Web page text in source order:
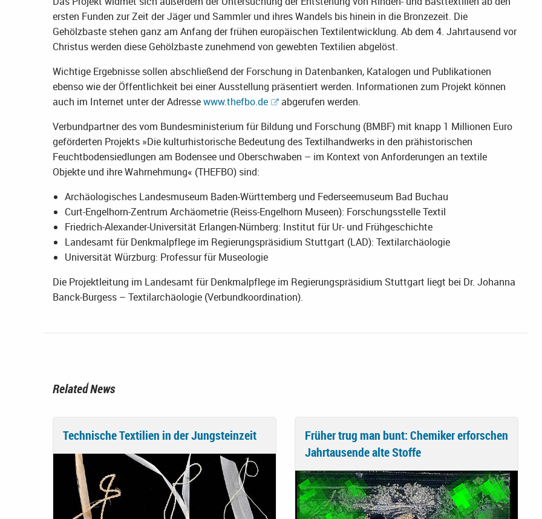
ersten Funden zur Zeit der Jäger und Sammler und ihres Wandels bis hinein in die Bronzezeit. Die
Gehölzbaste stehen ganz am Anfang der frühen europäischen Textilentwicklung. Ab dem 4. Jahrtausend vor
Christus werden diese Gehölzbaste zunehmend von gewebten Textilien abgelöst.
Wichtige Ergebnisse sollen abschließend der Forschung in Datenbanken, Katalogen und Publikationen
ebenso wie der Öffentlichkeit bei einer Ausstellung präsentiert werden. Informationen zum Projekt können
auch im Internet unter der Adressewww.thefbo.de
abgerufen werden.
Verbundpartner des vom Bundesministerium für Bildung und Forschung (BMBF) mit knapp 1 Millionen Euro
geförderten Projekts »Die kulturhistorische Bedeutung des Textilhandwerks in den prähistorischen
Feuchtbodensiedlungen am Bodensee und Oberschwaben – im Kontext von Anforderungen an textile
Objekte und ihre Wahrnehmung« (THEFBO) sind:
Archäologisches Landesmuseum Baden-Württemberg und Federseemuseum Bad Buchau
Curt-Engelhorn-Zentrum Archäometrie (Reiss-Engelhorn Museen): Forschungsstelle Textil
Friedrich-Alexander-Universität Erlangen-Nürnberg: Institut für Ur- und Frühgeschichte
Landesamt für Denkmalpflege im Regierungspräsidium Stuttgart (LAD): Textilarchäologie
Universität Würzburg: Professur für Museologie
Die Projektleitung im Landesamt für Denkmalpflege im Regierungspräsidium Stuttgart liegt bei Dr. Johanna
Banck-Burgess – Textilarchäologie (Verbundkoordination).
Related News
Technische Textilien in der Jungsteinzeit
Früher trug man bunt: Chemiker erforschen
Jahrtausende alte Stoffe